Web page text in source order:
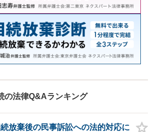
の法律Q&Aランキング
放棄後の民事訴訟への法的対応に